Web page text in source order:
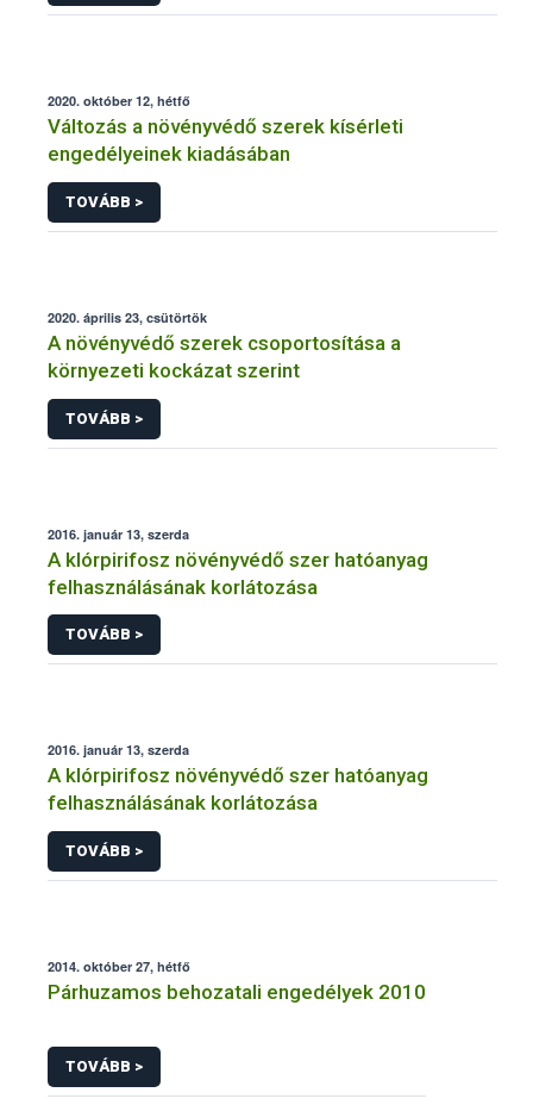
2020. október 12, hétfő
Változás a növényvédő szerek kísérleti
engedélyeinek kiadásában
TOVÁBB >
2020. április 23, csütörtök
A növényvédő szerek csoportosítása a
környezeti kockázat szerint
TOVÁBB >
2016. január 13, szerda
A klórpirifosz növényvédő szer hatóanyag
felhasználásának korlátozása
TOVÁBB >
2016. január 13, szerda
A klórpirifosz növényvédő szer hatóanyag
felhasználásának korlátozása
TOVÁBB >
2014. október 27, hétfő
Párhuzamos behozatali engedélyek 2010
TOVÁBB >